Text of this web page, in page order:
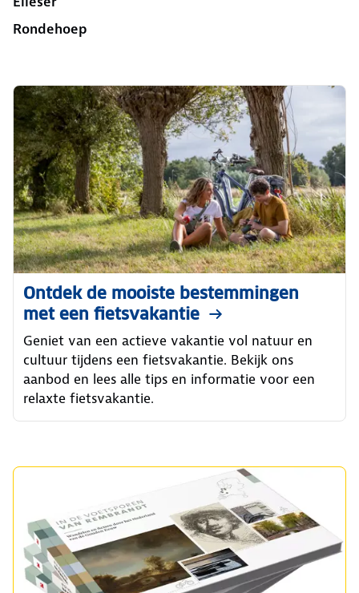
Rondehoep
Ontdek de mooiste bestemmingen
met een fietsvakantie
Geniet van een actieve vakantie vol natuur en
cultuur tijdens een fietsvakantie. Bekijk ons
aanbod en lees alle tips en informatie voor een
relaxte fietsvakantie.